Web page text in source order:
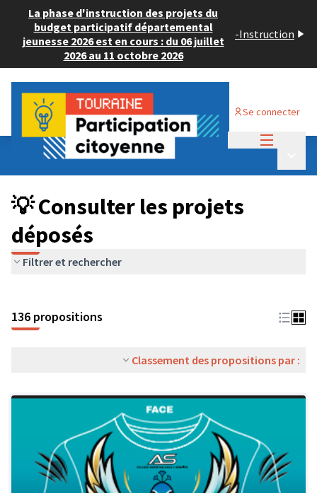
La phase d'instruction des projets du
budget participatif départemental
jeunesse 2026 est en cours : du 06 juillet
2026 au 11 octobre 2026
-Instruction
Se connecter
Budget Participatif JEUNESSE 2024
💡 Consulter les projets déposés
💡 Consulter les projets
déposés
Filtrer et rechercher
136 propositions
Classement des propositions par :